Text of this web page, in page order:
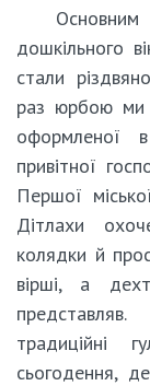
Основним
дошкільного
стали
раз юрбою ми
оформленої
привітної
Першої
Дітлахи
колядки й
вірші, а
традиційні
сьогодення,